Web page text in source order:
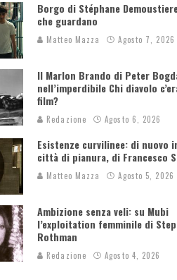
Borgo di Stéphane
che guardano
Matteo Mazza Agosto 7, 2026
Il Marlon Brando di Peter
nell’imperdibile Chi diavolo
film?
Redazione Agosto 6, 2026
Esistenze curvilinee: di nuovo
città di pianura, di Francesco
Matteo Mazza Agosto 5, 2026
Ambizione senza veli: su Mubi
l’exploitation femminile di
Rothman
Redazione Agosto 4, 2026